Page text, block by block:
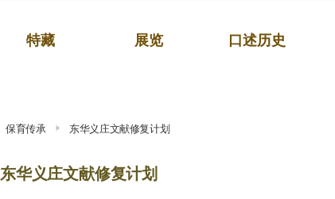
特藏 展览 口述历史
保育传承 东华义庄文献修复计划
东华义庄文献修复计划